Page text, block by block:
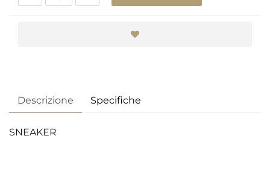
Descrizione Specifiche
SNEAKER